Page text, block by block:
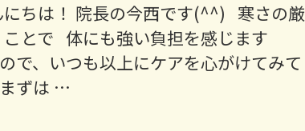
にちは！ 院長の今西です(^^) 寒さの厳
ことで 体にも強い負担を感じます
で、いつも以上にケアを心がけてみて
ずは …